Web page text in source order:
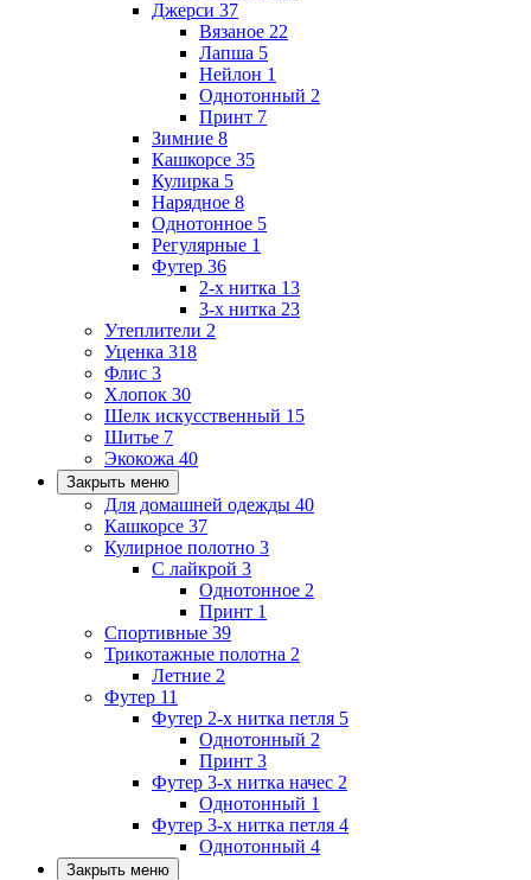
Джерси 37
Вязаное 22
Лапша 5
Нейлон 1
Однотонный 2
Принт 7
Зимние 8
Кашкорсе 35
Кулирка 5
Нарядное 8
Однотонное 5
Регулярные 1
Футер 36
2-х нитка 13
3-х нитка 23
Утеплители 2
Уценка 318
Флис 3
Хлопок 30
Шелк искусственный 15
Шитье 7
Экокожа 40
Закрыть меню
Для домашней одежды 40
Кашкорсе 37
Кулирное полотно 3
С лайкрой 3
Однотонное 2
Принт 1
Спортивные 39
Трикотажные полотна 2
Летние 2
Футер 11
Футер 2-х нитка петля 5
Однотонный 2
Принт 3
Футер 3-х нитка начес 2
Однотонный 1
Футер 3-х нитка петля 4
Однотонный 4
Закрыть меню